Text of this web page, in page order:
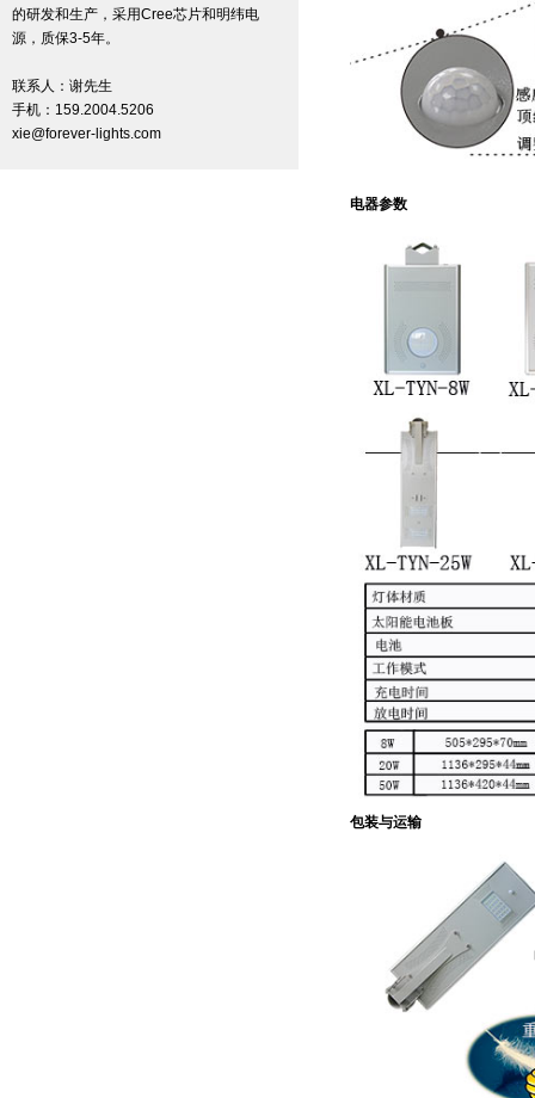
的研发和生产，采用Cree芯片和明纬电
源，质保3-5年。
联系人：谢先生
手机：159.2004.5206
xie@forever-lights.com
电器参数
包装与运输